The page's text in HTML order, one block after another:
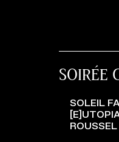
SOIRÉE
SOLEIL
ROUSSEL